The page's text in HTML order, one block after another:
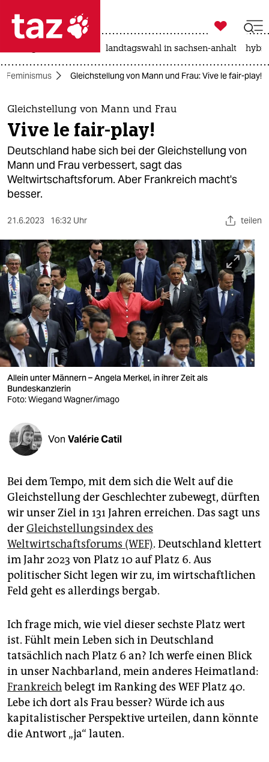
 taz zahl ich
taz zahl ich
themen
politik
öko
gesellschaft
kultur
sport
berlin
nord
wahrheit
verlag
verlag
veranstaltungen
shop
fragen & hilfe
abo
genossenschaft
epaper login

taz zahl ich
landtagswahl in sachsen-anhalt
Feminismus Gleichstellung von Mann und Frau: Vive le fair-play!
Gleichstellung von Mann und Frau
Vive le fair-play!
Deutschland habe sich bei der Gleichstellung von
Mann und Frau verbessert, sagt das
Weltwirtschaftsforum. Aber Frankreich macht's
besser.
21.6.2023 16:32 Uhr teilen
Allein unter Männern – Angela Merkel, in ihrer Zeit als
Bundeskanzlerin
Foto: Wiegand Wagner/imago
Von Valérie Catil
Bei dem Tempo, mit dem sich die Welt auf die
Gleichstellung der Geschlechter zubewegt, dürften
wir unser Ziel in 131 Jahren erreichen. Das sagt uns
derGleichstellungsindex des
Weltwirtschaftsforums (WEF). Deutschland klettert
im Jahr 2023 von Platz 10 auf Platz 6. Aus
politischer Sicht legen wir zu, im wirtschaftlichen
Feld geht es allerdings bergab.
Ich frage mich, wie viel dieser sechste Platz wert
ist. Fühlt mein Leben sich in Deutschland
tatsächlich nach Platz 6 an? Ich werfe einen Blick
in unser Nachbarland, mein anderes Heimatland:
Frankreichbelegt im Ranking des WEF Platz 40.
Lebe ich dort als Frau besser? Würde ich aus
kapitalistischer Perspektive urteilen, dann könnte
die Antwort „ja“ lauten.